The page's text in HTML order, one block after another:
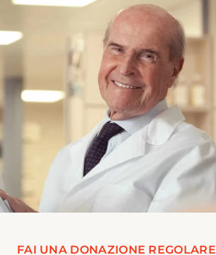
FAI UNA DONAZIONE REGOLARE